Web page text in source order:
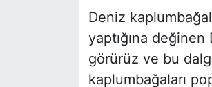
Deniz
yaptığına
görürüz ve bu
kaplumbağaları